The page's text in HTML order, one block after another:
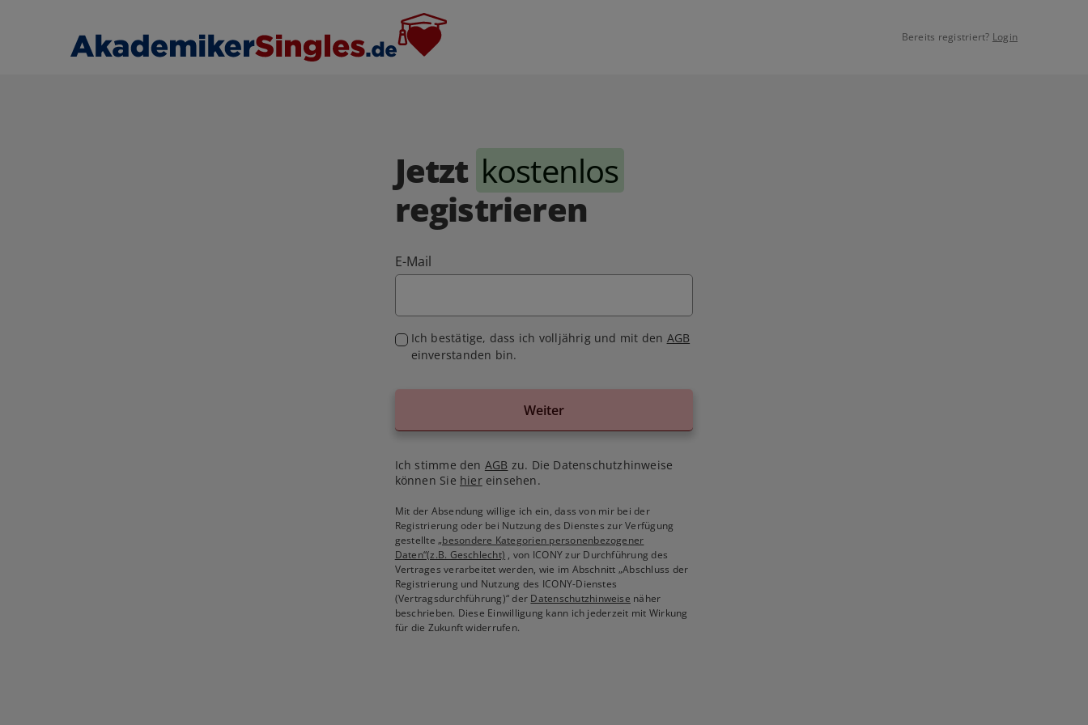
Bereits registriert? Login
Jetzt kostenlos
registrieren
E-Mail
Ich bestätige, dass ich volljährig und mit den AGB
einverstanden bin.
Weiter
Ich stimme den AGB zu. Die Datenschutzhinweise
können Sie hiereinsehen.
Mit der Absendung willige ich ein, dass von mir bei der
Registrierung oder bei Nutzung des Dienstes zur Verfügung
gestellte„besondere Kategorien personenbezogener
Daten“(z.B. Geschlecht) , von ICONY zur Durchführung des
Vertrages verarbeitet werden, wie im Abschnitt „Abschluss der
Registrierung und Nutzung des ICONY-Dienstes
(Vertragsdurchführung)“ der Datenschutzhinweise näher
beschrieben. Diese Einwilligung kann ich jederzeit mit Wirkung
für die Zukunft widerrufen.